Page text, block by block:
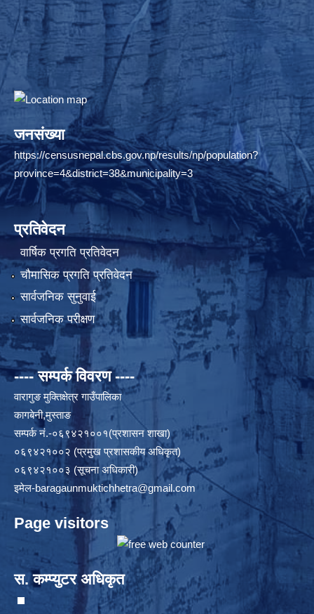
जनसंख्या
https://censusnepal.cbs.gov.np/results/np/population?
province=4&district=38&municipality=3
प्रतिवेदन
वार्षिक प्रगति प्रतिवेदन
चौमासिक प्रगति प्रतिवेदन
सार्वजनिक सुनुवाई
सार्वजनिक परीक्षण
---- सम्पर्क विवरण ----
वारागुङ मुक्तिक्षेत्र गाउँपालिका
कागबेनी,मुस्ताङ
सम्पर्क नं.-०६९४२१००१(प्रशासन शाखा)
०६९४२१००२ (प्रमुख प्रशासकीय अधिकृत)
०६९४२१००३ (सूचना अधिकारी)
इमेल-baragaunmuktichhetra@gmail.com
Page visitors
स. कम्प्युटर अधिकृत